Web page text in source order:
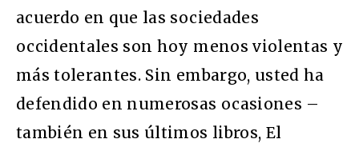
acuerdo en que las sociedades
occidentales son hoy menos violentas y
más tolerantes. Sin embargo, usted ha
defendido en numerosas ocasiones –
también en sus últimos libros, El